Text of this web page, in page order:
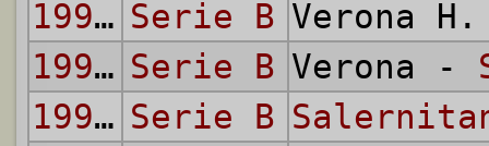
1990/91 Serie B Verona
1994/95 Serie B Verona -
1994/95 Serie B